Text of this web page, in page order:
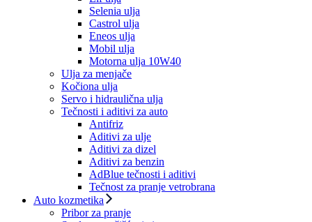
Selenia ulja
Castrol ulja
Eneos ulja
Mobil ulja
Motorna ulja 10W40
Ulja za menjače
Kočiona ulja
Servo i hidraulična ulja
Tečnosti i aditivi za auto
Antifriz
Aditivi za ulje
Aditivi za dizel
Aditivi za benzin
AdBlue tečnosti i aditivi
Tečnost za pranje vetrobrana
Auto kozmetika
Pribor za pranje